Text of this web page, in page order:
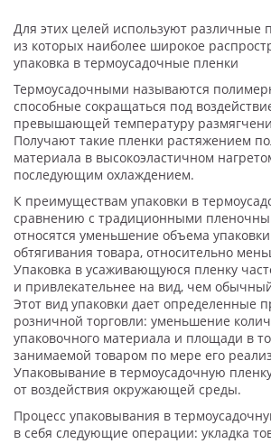
Для этих целей используют различные
из которых наиболее широкое
упаковка в термоусадочные пленки
Термоусадочными называются
способные сокращаться под
превышающей температуру
Получают такие пленки растяжением
материала в высокоэластичном
последующим охлаждением.
К преимуществам упаковки в
сравнению с традиционными
относятся уменьшение объема
обтягивания товара, относительно
Упаковка в усаживающуюся пленку
и привлекательнее на вид, чем
Этот вид упаковки дает определенные
розничной торговли: уменьшение
упаковочного материала и площади в
занимаемой товаром по мере его
Упаковывание в термоусадочную
от воздействия окружающей среды.
Процесс упаковывания в
в себя следующие операции: укладка